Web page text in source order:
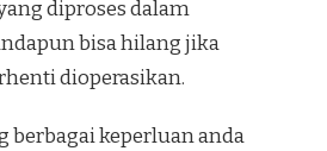
diproses dalam
bisa hilang jika
dioperasikan.
keperluan anda